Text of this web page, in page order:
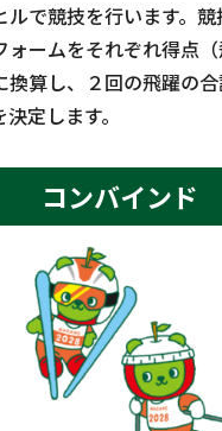
ルで競技を行います。
ォームをそれぞれ得点（
換算し、２回の飛躍の
定します。
コンバインド